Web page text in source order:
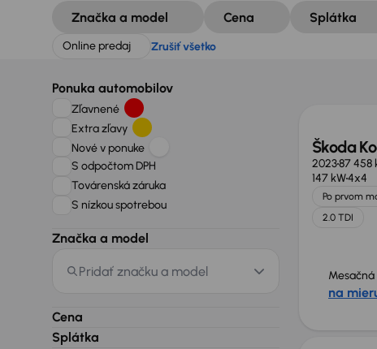
Značka a model Cena Splátka
Online predaj Zrušiť všetko
Ponuka automobilov
Zľavnené
Extra zľavy
Nové v ponuke
S odpočtom DPH
Továrenská záruka
S nízkou spotrebou
Značka a model
Pridať značku a model
Cena
Splátka
Škoda
202387 458
147 kW4x4
Po prvom
2.0 TDI
na